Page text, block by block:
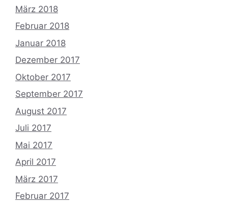
März 2018
Februar 2018
Januar 2018
Dezember 2017
Oktober 2017
September 2017
August 2017
Juli 2017
Mai 2017
April 2017
März 2017
Februar 2017